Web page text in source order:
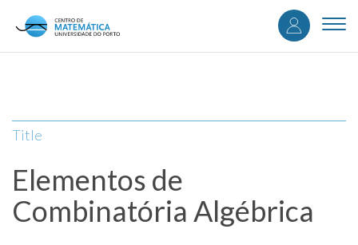
content
User
Title
Elementos de
Combinatória Algébrica